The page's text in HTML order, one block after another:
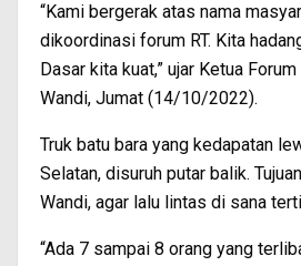
“Kami bergerak atas nama
dikoordinasi forum RT. Kita
Dasar kita kuat,” ujar Ketua
Wandi, Jumat (14/10/2022).
Truk batu bara yang kedapatan
Selatan, disuruh putar balik.
Wandi, agar lalu lintas di sana
“Ada 7 sampai 8 orang yang